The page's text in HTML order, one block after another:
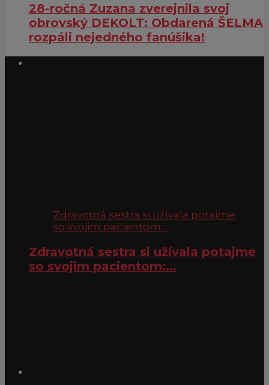
28-ročná Zuzana zverejnila svoj
obrovský DEKOLT: Obdarená ŠELMA
rozpáli nejedného fanúšika!
Zdravotná sestra si užívala potajme
so svojim pacientom:...
Zdravotná sestra si užívala potajme
so svojim pacientom:...